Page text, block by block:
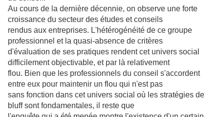
Au cours de la dernière décennie, on observe une forte
croissance du secteur des études et conseils
rendus aux entreprises. L'hétérogénéité de ce groupe
professionnel et la quasi-absence de critères
d'évaluation de ses pratiques rendent cet univers social
difficilement objectivable, et par là relativement
flou. Bien que les professionnels du conseil s'accordent
entre eux pour maintenir un flou qui n'est pas
sans fonction dans cet univers social où les stratégies de
bluff sont fondamentales, il reste que